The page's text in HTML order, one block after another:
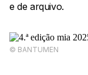
e de arquivo.
©️ BANTUMEN